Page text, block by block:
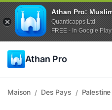
Athan Pro:
Quanticapps Ltd
FREE - In Google Play
Athan Pro
Maison / Des Pays / Palestine